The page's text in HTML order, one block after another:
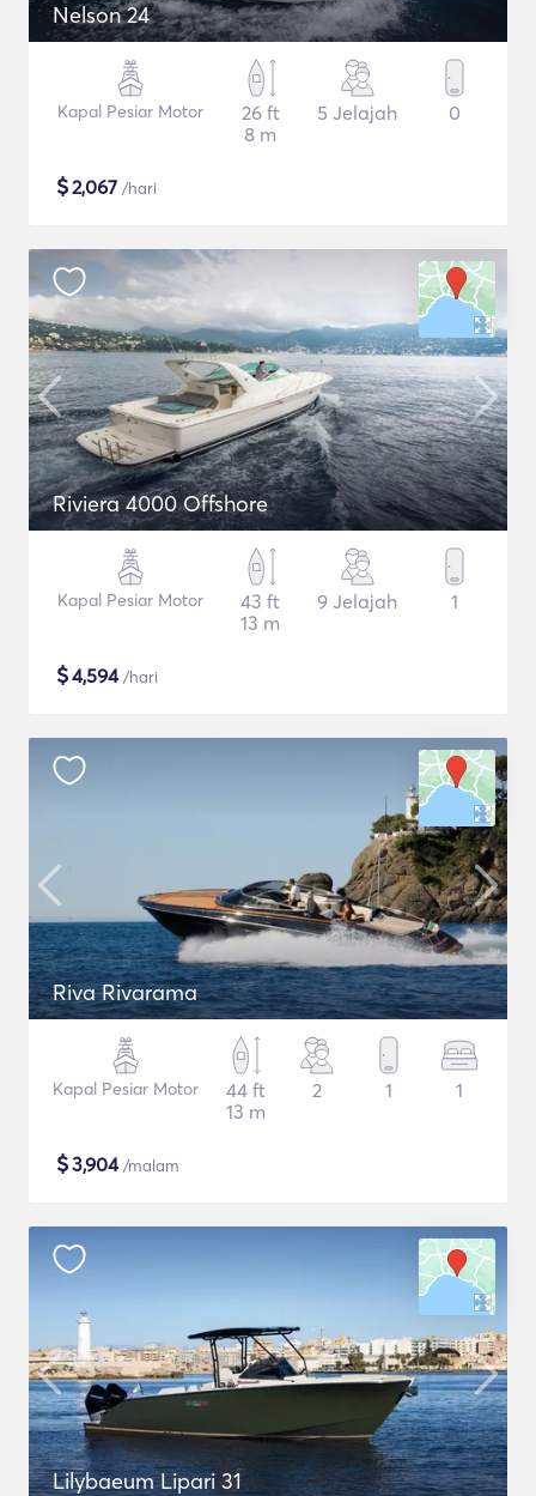
Nelson 24
Kapal Pesiar Motor
26 ft
8 m
5 Jelajah 0
$2,067 /hari
Riviera 4000 Offshore
Kapal Pesiar Motor
43 ft
13 m
9 Jelajah 1
$4,594/hari
Riva Rivarama
Kapal Pesiar Motor
44 ft
13 m
2 1 1
$3,904/malam
Lilybaeum Lipari 31